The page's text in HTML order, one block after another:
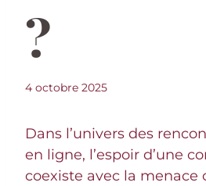
?
4 octobre 2025
Dans l’univers des
en ligne, l’espoir d’une
coexiste avec la menace